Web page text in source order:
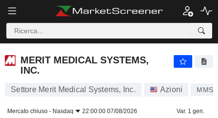
MERIT MEDICAL SYSTEMS,
INC.
Settore Merit Medical Systems, Inc. Azioni MMSI
Mercato chiuso - Nasdaq 22:00:00 07/08/2026 Var. 1 gen.